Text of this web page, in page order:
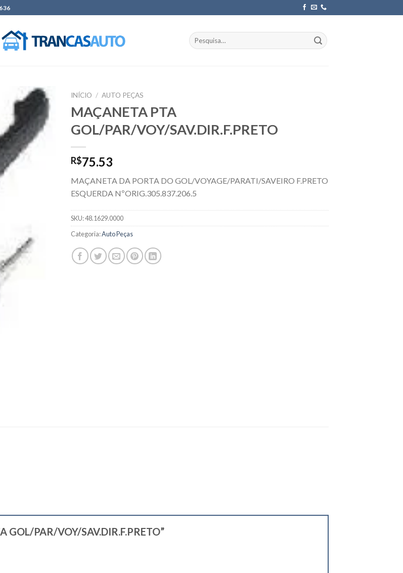
Pesquisar
por:
Add to
wishlist
INÍCIO / AUTO PEÇAS
MAÇANETA PTA
GOL/PAR/VOY/SAV.DIR.F.PRETO
R$75.53
MAÇANETA DA PORTA DO GOL/VOYAGE/PARATI/SAVEIRO F.PRETO
ESQUERDA NºORIG.305.837.206.5
SKU:48.1629.0000
Categoria:Auto Peças
PAR/VOY/SAV.DIR.F.PRETO”